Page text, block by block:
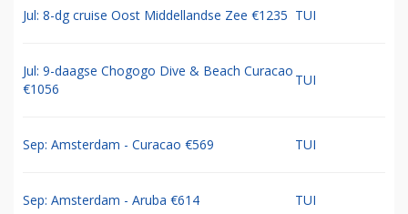
Jul: 8-dg cruise Oost Middellandse Zee €1235 TUI
Jul: 9-daagse Chogogo Dive & Beach Curacao
€1056
TUI
Sep: Amsterdam - Curacao €569 TUI
Sep: Amsterdam - Aruba €614 TUI